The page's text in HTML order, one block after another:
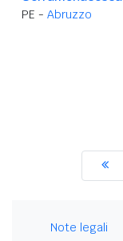
PE - Abruzzo
Note legali